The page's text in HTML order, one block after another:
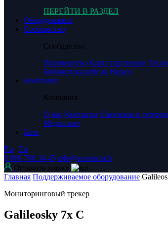
ПЕРЕЙТИ В РАЗДЕЛ
Оборудование
Сообщество
Сообщество
Партнерство Карта партнеров
Библиотека кейсов Видео
Компания
Компания
О нас Контакты Лицензии и
Медиа-кит
Блог
Ru | En
8 800 700 34 45 info@axenta.tech
Оставить заявку
Главная Поддерживаемое оборудование
Мониторинговый трекер
Galileosky 7x C